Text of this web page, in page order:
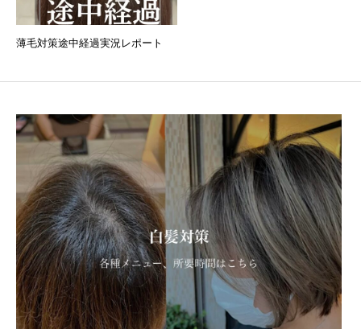
薄毛対策途中経過実況レポート